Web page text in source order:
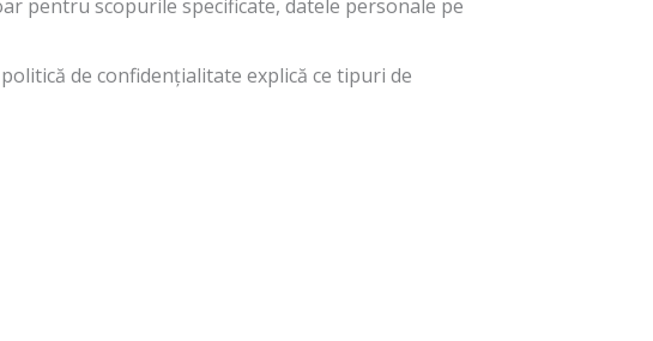
pentru scopurile specificate, datele personale pe
de confidențialitate explică ce tipuri de